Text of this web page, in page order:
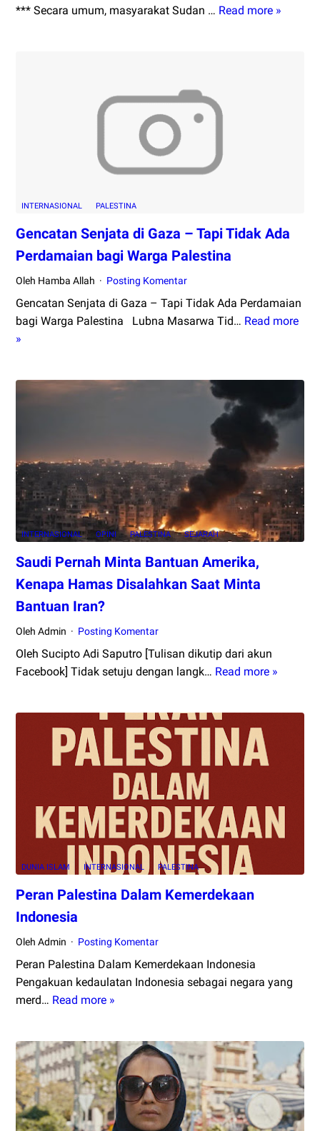
*** Secara umum, masyarakat Sudan … Read more »
INTERNASIONAL PALESTINA
Gencatan Senjata di Gaza – Tapi Tidak Ada
Perdamaian bagi Warga Palestina
Oleh Hamba Allah Posting Komentar
Gencatan Senjata di Gaza – Tapi Tidak Ada Perdamaian
bagi Warga Palestina Lubna Masarwa Tid… Read more
»
Gencatan
–
Perdamaian
bagi
Warga
Palestina
INTERNASIONAL OPINI PALESTINA SEJARAH
Saudi Pernah Minta Bantuan Amerika,
Kenapa Hamas Disalahkan Saat Minta
Bantuan Iran?
Oleh Admin Posting Komentar
Oleh Sucipto Adi Saputro [Tulisan dikutip dari akun
Facebook] Tidak setuju dengan langk… Read more »
Minta
Minta
DUNIA ISLAM INTERNASIONAL PALESTINA
Peran Palestina Dalam Kemerdekaan
Indonesia
Oleh Admin Posting Komentar
Peran Palestina Dalam Kemerdekaan Indonesia
Pengakuan kedaulatan Indonesia sebagai negara yang
merd… Read more »
Dalam
Kemerdekaan
Indonesia